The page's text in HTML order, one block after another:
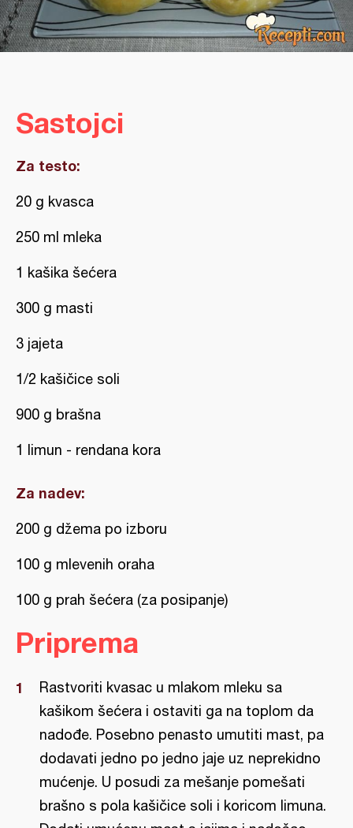
Sastojci
Za testo:
20 g kvasca
250 ml mleka
1 kašika šećera
300 g masti
3 jajeta
1/2 kašičice soli
900 g brašna
1 limun - rendana kora
Za nadev:
200 g džema po izboru
100 g mlevenih oraha
100 g prah šećera (za posipanje)
Priprema
Rastvoriti kvasac u mlakom mleku sa
kašikom šećera i ostaviti ga na toplom da
nadođe. Posebno penasto umutiti mast, pa
dodavati jedno po jedno jaje uz neprekidno
mućenje. U posudi za mešanje pomešati
brašno s pola kašičice soli i koricom limuna.